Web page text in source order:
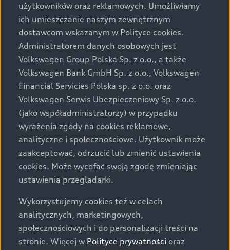
Audi zastrzega sobie możliwość wprowadzenia zmian w
prezentowanych wersjach. Przedstawione detale
wyposażenia mogą różnić się od specyfikacji
przewidzianej na rynek polski. Zamieszczone zdjęcia
mogą przedstawiać wyposażenie opcjonalne, dostępne
za dopłatą. Wiążące ustalenie ceny, wyposażenia i
specyfikacji pojazdu następują w umowie sprzedaży, a
określenie parametrów technicznych zawiera
świadectwo homologacji typu pojazdu. Zastrzegamy
sobie prawo do zmian i pomyłek. Wszelkie informacje
prezentowane na stronie są aktualne na dzień ich
zamieszczania. W celu uzyskania najnowszych
informacji prosimy kontaktować się z Partnerem Marki
Audi.
Wszystkie produkowane obecnie samochody marki Audi
są wykonywane z materiałów spełniających pod
względem możliwości odzysku i recyklingu wymagania
określone w normie ISO 22628 i są zgodne z
użytkowników oraz reklamowych. Umożliwiamy
ich umieszczanie naszym zewnętrznym
dostawcom wskazanym w Polityce cookies.
Administratorem danych osobowych jest
Volkswagen Group Polska Sp. z o.o., a także
Volkswagen Bank GmbH Sp. z o.o., Volkswagen
Financial Servicies Polska sp. z o.o. oraz
Volkswagen Serwis Ubezpieczeniowy Sp. z o.o.
(jako współadministratorzy) w przypadku
wyrażenia zgody na cookies reklamowe,
analityczne i społecznościowe. Użytkownik może
zaakceptować, odrzucić lub zmienić ustawienia
cookies. Może wycofać swoją zgodę zmieniając
ustawienia przeglądarki.
Wykorzystujemy cookies też w celach
analitycznych, marketingowych,
społecznościowych i do personalizacji treści na
stronie. Więcej w Polityce prywatności oraz